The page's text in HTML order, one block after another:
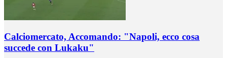
Calciomercato, Accomando: "Napoli, ecco cosa
succede con Lukaku"